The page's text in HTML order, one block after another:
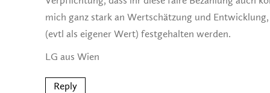
mich ganz stark an Wertschätzung und
(evtl als eigener Wert) festgehalten werden.
LG aus Wien
Reply